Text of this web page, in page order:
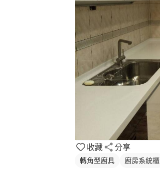
收藏 分享
轉角型廚具 廚房系統櫃